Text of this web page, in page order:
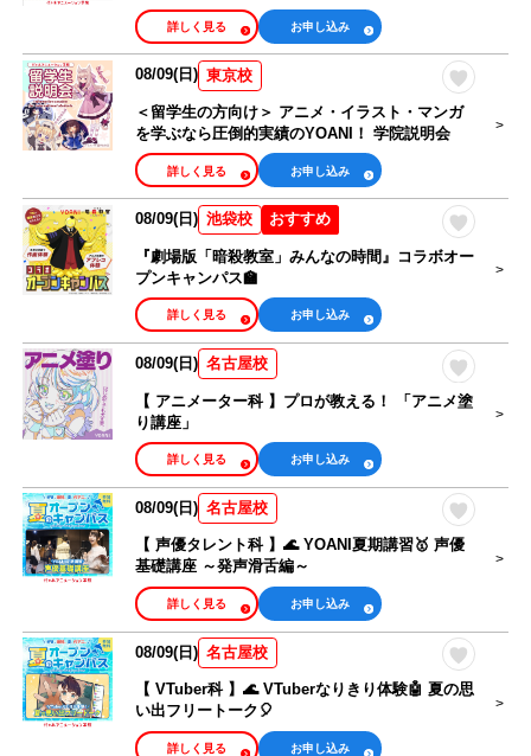
室」みんなの時間』コラボオープンキャンパス
お申し込み
詳しく見る
08/09(日) 東京校
＜留学生の方向け＞ アニメ・イラスト・マンガ
を学ぶなら圧倒的実績のYOANI！ 学院説明会
お申し込み
詳しく見る
おすすめ
08/09(日) 池袋校
『劇場版「暗殺教室」みんなの時間』コラボオー
プンキャンパス🏫
お申し込み
詳しく見る
08/09(日) 名古屋校
【 アニメーター科 】プロが教える！ 「アニメ塗
り講座」
お申し込み
詳しく見る
08/09(日) 名古屋校
【 声優タレント科 】🌊 YOANI夏期講習🥇 声優
基礎講座 ～発声滑舌編～
お申し込み
詳しく見る
08/09(日) 名古屋校
【 VTuber科 】🌊 VTuberなりきり体験🤖 夏の思
い出フリートーク🎈
お申し込み
詳しく見る